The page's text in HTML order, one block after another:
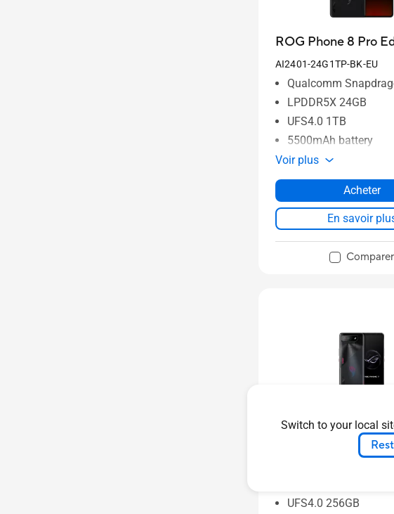
Switch to your local
ROG Phone 8 Pro
AI2401-24G1TP-BK-EU
Qualcomm
LPDDR5X 24GB
UFS4.0 1TB
5500mAh battery
Voir plus
Acheter
En savoir
Comparer
ROG Phone 7
AI2205-12G256G-BK-EU
UFS4.0 256GB